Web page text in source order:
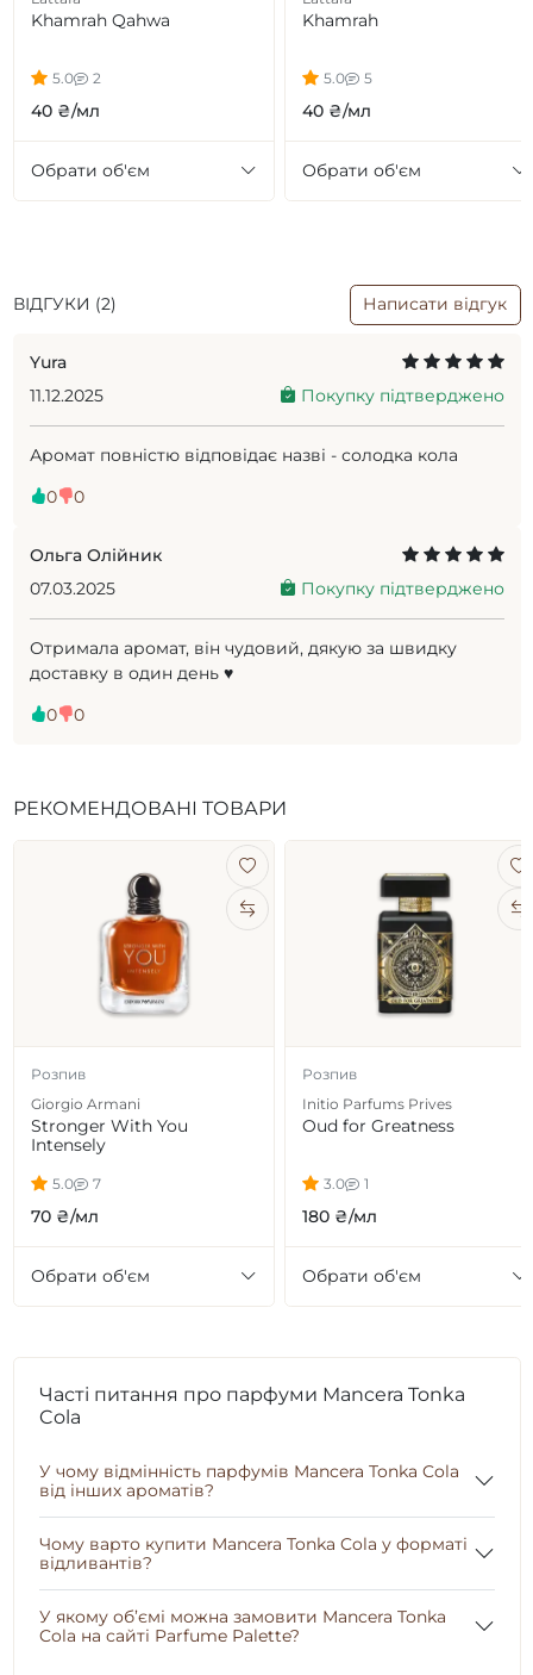
Khamrah Qahwa
5.0 2
40 ₴/мл
Обрати об'єм
Khamrah
5.0 5
40 ₴/мл
Обрати об'єм
Yura
11.12.2025
Покупку підтверджено
Аромат повністю відповідає назві - солодка кола
0
0
Ольга Олійник
07.03.2025
Покупку підтверджено
Отримала аромат, він чудовий, дякую за швидку
доставку в один день ♥️
0
0
ВІДГУКИ (2) Написати відгук
РЕКОМЕНДОВАНІ ТОВАРИ
Розпив
Giorgio Armani
Stronger With You
Intensely
5.0 7
70 ₴/мл
Обрати об'єм
Розпив
Initio Parfums Prives
Oud for Greatness
3.0 1
180 ₴/мл
Обрати об'єм
Часті питання про парфуми Mancera Tonka
Cola
У чому відмінність парфумів Mancera Tonka Cola
від інших ароматів?
Чому варто купити Mancera Tonka Cola у форматі
відливантів?
У якому об’ємі можна замовити Mancera Tonka
Cola на сайті Parfume Palette?